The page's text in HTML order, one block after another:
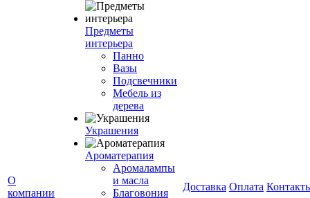
О
компании
Предметы
интерьера
Панно
Вазы
Подсвечники
Мебель из
дерева
Украшения
Ароматерапия
Аромалампы
и масла
Благовония
Доставка Оплата